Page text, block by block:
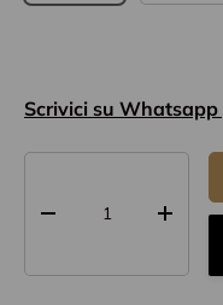
Scrivici su
+